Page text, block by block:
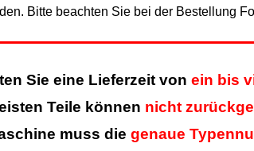
Bitte beachten Sie bei der Bestellung
Sie eine Lieferzeit von ein bis
Teile können nicht
muss die genaue